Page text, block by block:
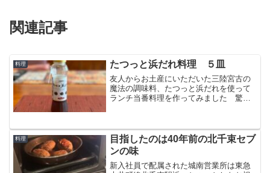
関連記事
料理 たつっと浜だれ料理 ５皿
友人からお土産にいただいた三陸宮古の
魔法の調味料、たつっと浜だれを使って
ランチ当番料理を作ってみました 驚く
卵、ワンタン、ほうれん草 麺は細麺に
しました仕上げホタ...
料理
目指したのは40年前の北千束セブ
ンの味
新入社員で配属された城南営業所は東急